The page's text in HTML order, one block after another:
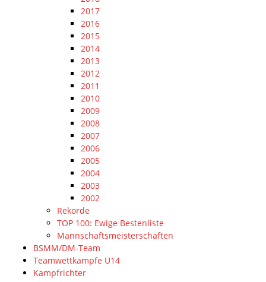
2017
2016
2015
2014
2013
2012
2011
2010
2009
2008
2007
2006
2005
2004
2003
2002
Rekorde
TOP 100: Ewige Bestenliste
Mannschaftsmeisterschaften
BSMM/DM-Team
Teamwettkämpfe U14
Kampfrichter